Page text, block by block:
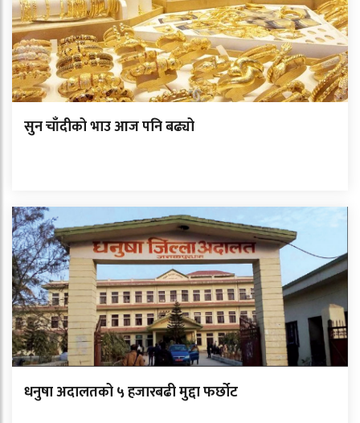
सुन चाँदीको भाउ आज पनि बढ्यो
धनुषा अदालतको ५ हजारबढी मुद्दा फर्छोट